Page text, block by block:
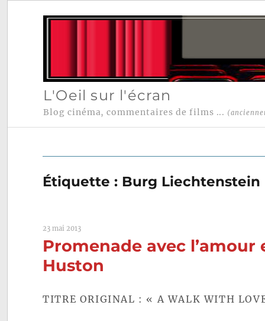
L'Oeil sur l'écran
Blog cinéma, commentaires de films ...
Étiquette : Burg Liechtenstein
23 mai 2013
Promenade avec l’amour
Huston
TITRE ORIGINAL : « A WALK WITH